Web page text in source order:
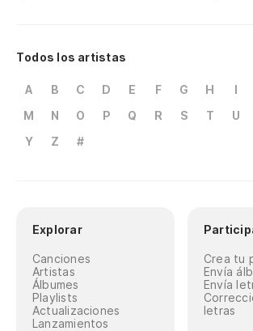
Todos los artistas
A B C D E F G H I
M
N O P Q R S T U
Y
Z #
Explorar
Canciones
Artistas
Álbumes
Playlists
Actualizaciones
Lanzamientos
Crea tu
Envía
Envía
letras